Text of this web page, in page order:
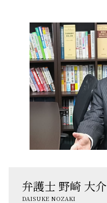
弁護士 野崎 大介
DAISUKE NOZAKI